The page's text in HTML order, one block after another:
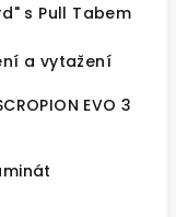
s Pull Tabem
a vytažení
EVO 3